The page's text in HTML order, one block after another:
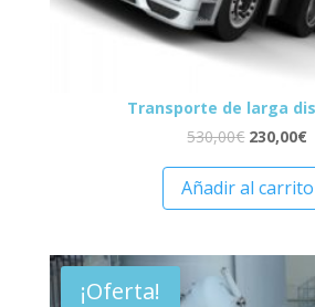
Transporte de larga
530,00€ 230,00€
Añadir al carrito
¡Oferta!